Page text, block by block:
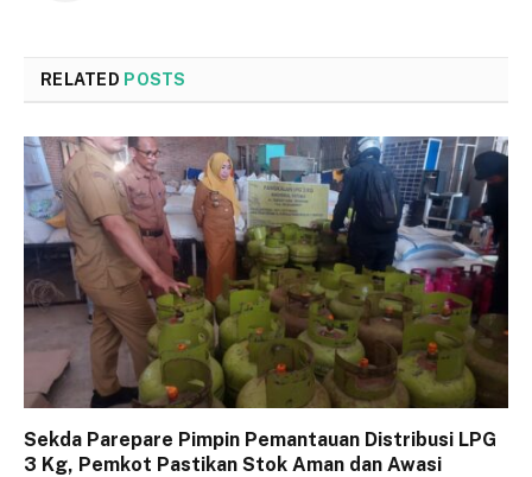
RELATED POSTS
Sekda Parepare Pimpin Pemantauan Distribusi LPG
3 Kg, Pemkot Pastikan Stok Aman dan Awasi